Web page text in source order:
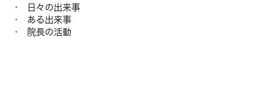
日々の出来事
ある出来事
院長の活動